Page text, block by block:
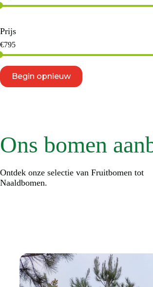
Ons bomen
Ontdek onze selectie van Fruitbomen tot
Naaldbomen.
Prijs
€795
Begin opnieuw